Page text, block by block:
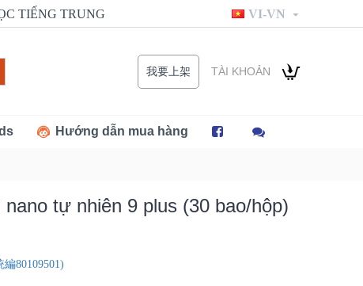
TIẾNG TRUNG VI-VN
我要上架 TÀI KHOẢN
Hướng dẫn mua hàng
tự nhiên 9 plus (30 bao/hộp)
80109501)